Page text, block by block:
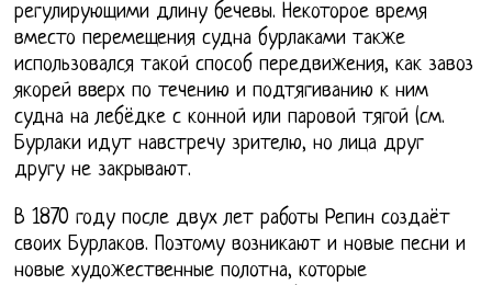
регулирующими длину бечевы. Некоторое время
вместо перемещения судна бурлаками также
использовался такой способ передвижения, как завоз
якорей вверх по течению и подтягиванию к ним
судна на лебёдке с конной или паровой тягой (см.
Бурлаки идут навстречу зрителю, но лица друг
другу не закрывают.
В 1870 году после двух лет работы Репин создаёт
своих Бурлаков. Поэтому возникают и новые песни и
новые художественные полотна, которые